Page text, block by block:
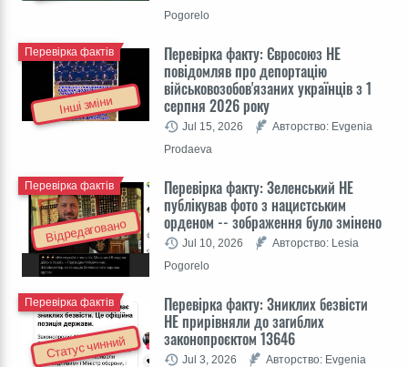
Pogorelo
Інші зміни
Перевірка факту: Євросоюз НЕ
повідомляв про депортацію
військовозобов'язаних українців з 1
серпня 2026 року
Перевірка фактів
Jul 15, 2026
Авторство: Evgenia
Prodaeva
Відредаговано
Перевірка факту: Зеленський НЕ
публікував фото з нацистським
орденом -- зображення було змінено
Перевірка фактів
Jul 10, 2026
Авторство: Lesia
Pogorelo
Статус чинний
Перевірка факту: Зниклих безвісти
НЕ прирівняли до загиблих
законопроєктом 13646
Перевірка фактів
Jul 3, 2026
Авторство: Evgenia